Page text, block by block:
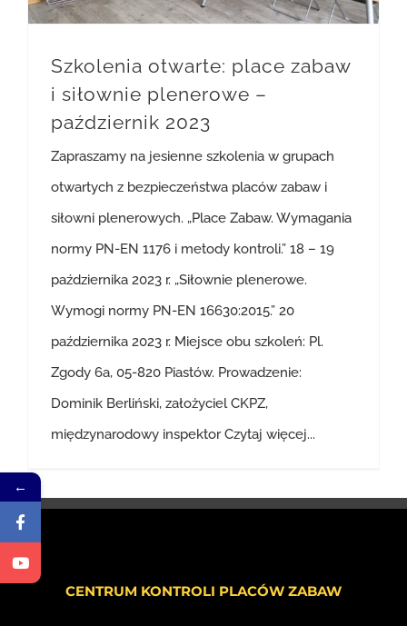
Szkolenia otwarte: place zabaw
i siłownie plenerowe –
październik 2023
Zapraszamy na jesienne szkolenia w grupach
otwartych z bezpieczeństwa placów zabaw i
siłowni plenerowych. „Place Zabaw. Wymagania
normy PN-EN 1176 i metody kontroli.” 18 – 19
października 2023 r. „Siłownie plenerowe.
Wymogi normy PN-EN 16630:2015.” 20
października 2023 r. Miejsce obu szkoleń: Pl.
Zgody 6a, 05-820 Piastów. Prowadzenie:
Dominik Berliński, założyciel CKPZ,
międzynarodowy inspektorCzytaj więcej...
CENTRUM KONTROLI PLACÓW ZABAW
←